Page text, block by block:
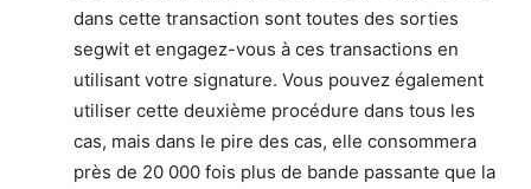
dans cette transaction sont toutes des sorties
segwit et engagez-vous à ces transactions en
utilisant votre signature. Vous pouvez également
utiliser cette deuxième procédure dans tous les
cas, mais dans le pire des cas, elle consommera
près de 20 000 fois plus de bande passante que la